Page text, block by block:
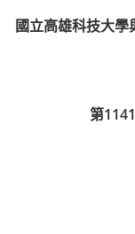
國立高雄科技大
第